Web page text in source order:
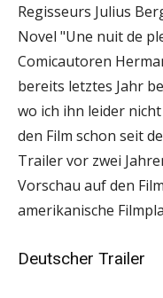
Regisseurs Julius
Novel "Une nuit de
Comicautoren
bereits letztes Jahr
wo ich ihn leider
den Film schon seit
Trailer vor zwei
Vorschau auf den
amerikanische
Deutscher Trailer